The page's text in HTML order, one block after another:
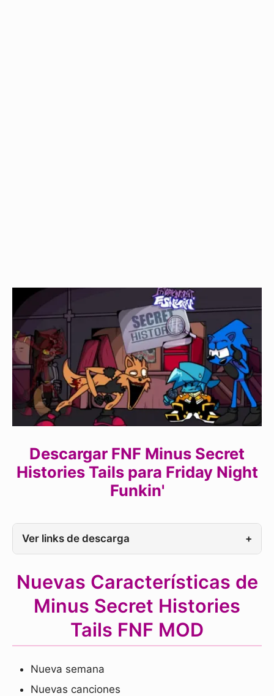
Descargar FNF Minus Secret
Histories Tails para Friday Night
Funkin'
Ver links de descarga +
Nuevas Características de
Minus Secret Histories
Tails FNF MOD
Nueva semana
Nuevas canciones